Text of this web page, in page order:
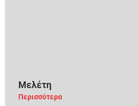
Μελέτη
Περισσότερα